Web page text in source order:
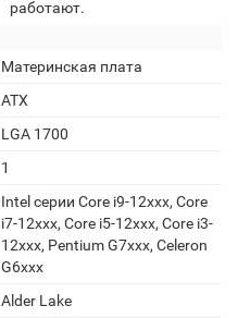
работают.
Материнская плата
ATX
LGA 1700
1
Intel серии Core i9-12xxx, Core
i7-12xxx, Core i5-12xxx, Core i3-
12xxx, Pentium G7xxx, Celeron
G6xxx
Alder Lake